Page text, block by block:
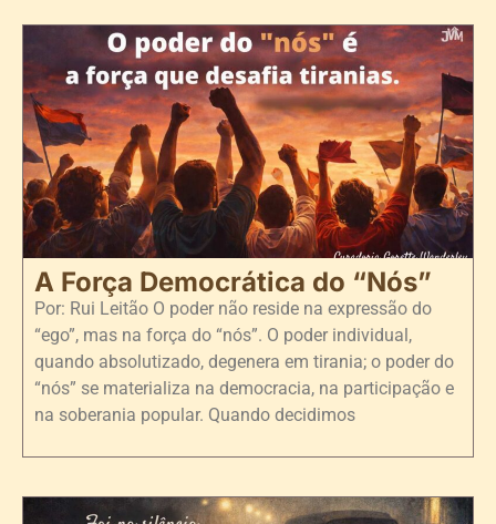
A Força Democrática do “Nós”
Por: Rui Leitão O poder não reside na expressão do
“ego”, mas na força do “nós”. O poder individual,
quando absolutizado, degenera em tirania; o poder do
“nós” se materializa na democracia, na participação e
na soberania popular. Quando decidimos